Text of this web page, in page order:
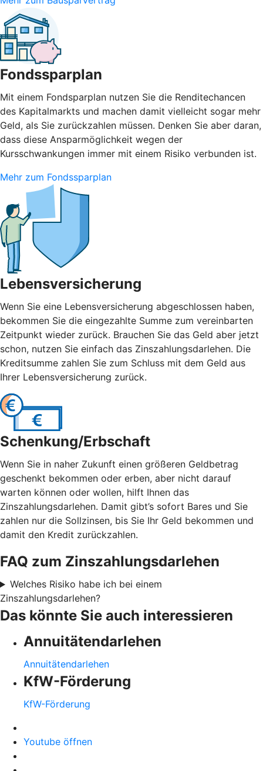
Fondssparplan
Mit einem Fondsparplan nutzen Sie die Renditechancen
des Kapitalmarkts und machen damit vielleicht sogar mehr
Geld, als Sie zurückzahlen müssen. Denken Sie aber daran,
dass diese Ansparmöglichkeit wegen der
Kursschwankungen immer mit einem Risiko verbunden ist.
Mehr zum Fondssparplan
Lebensversicherung
Wenn Sie eine Lebensversicherung abgeschlossen haben,
bekommen Sie die eingezahlte Summe zum vereinbarten
Zeitpunkt wieder zurück. Brauchen Sie das Geld aber jetzt
schon, nutzen Sie einfach das Zinszahlungsdarlehen. Die
Kreditsumme zahlen Sie zum Schluss mit dem Geld aus
Ihrer Lebensversicherung zurück.
Schenkung/Erbschaft
Wenn Sie in naher Zukunft einen größeren Geldbetrag
geschenkt bekommen oder erben, aber nicht darauf
warten können oder wollen, hilft Ihnen das
Zinszahlungsdarlehen. Damit gibt’s sofort Bares und Sie
zahlen nur die Sollzinsen, bis Sie Ihr Geld bekommen und
damit den Kredit zurückzahlen.
FAQ zum Zinszahlungsdarlehen
Welches Risiko habe ich bei einem
Zinszahlungsdarlehen?
Das könnte Sie auch interessieren
Annuitätendarlehen
Annuitätendarlehen
KfW-Förderung
KfW-Förderung
Youtube öffnen